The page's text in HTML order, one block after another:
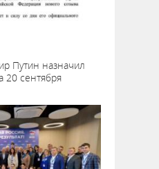
Путин назначил
20 сентября